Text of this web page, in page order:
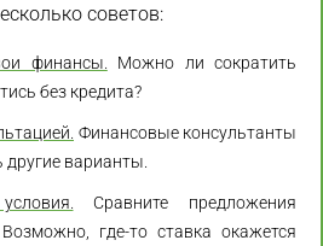
советов:
финансы.
Можно ли сократить
без кредита?
Финансовые консультанты
другие варианты.
Сравните предложения
где-то ставка окажется